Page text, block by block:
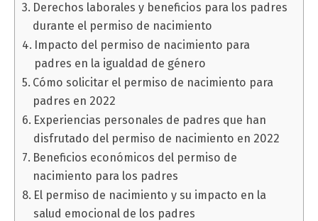
Derechos laborales y beneficios para los padres
durante el permiso de nacimiento
Impacto del permiso de nacimiento para
padres en la igualdad de género
Cómo solicitar el permiso de nacimiento para
padres en 2022
Experiencias personales de padres que han
disfrutado del permiso de nacimiento en 2022
Beneficios económicos del permiso de
nacimiento para los padres
El permiso de nacimiento y su impacto en la
salud emocional de los padres